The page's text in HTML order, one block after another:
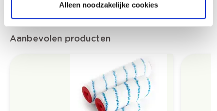
Alleen noodzakelijke cookies
Aanbevolen producten